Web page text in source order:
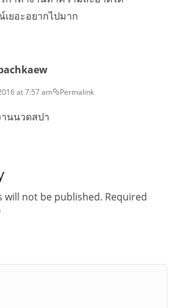
ยอะอยากไปมาก
at 7:57 am Permalink
นนวดสปา
will not be published. Required